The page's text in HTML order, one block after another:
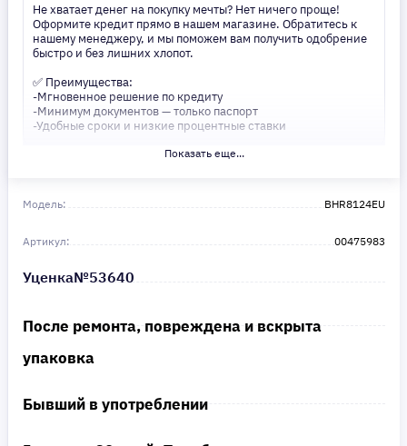
Не хватает денег на покупку мечты? Нет ничего проще!
Оформите кредит прямо в нашем магазине. Обратитесь к
нашему менеджеру, и мы поможем вам получить одобрение
быстро и без лишних хлопот.
✅ Преимущества:
-Мгновенное решение по кредиту
-Минимум документов — только паспорт
-Удобные сроки и низкие процентные ставки
Не откладывайте свои желания на потом! Получите то, что
Показать еще...
Модель: BHR8124EU
Артикул: 00475983
Уценка№53640
После ремонта, повреждена и вскрыта
упаковка
Бывший в употреблении